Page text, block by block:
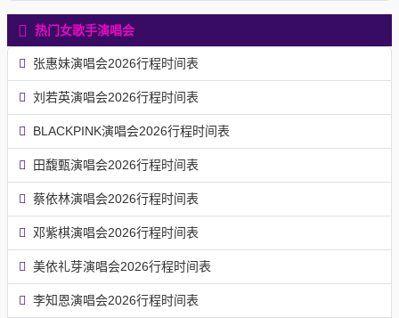
热门女歌手演唱会
张惠妹演唱会2026行程时间表
刘若英演唱会2026行程时间表
BLACKPINK演唱会2026行程时间表
田馥甄演唱会2026行程时间表
蔡依林演唱会2026行程时间表
邓紫棋演唱会2026行程时间表
美依礼芽演唱会2026行程时间表
李知恩演唱会2026行程时间表